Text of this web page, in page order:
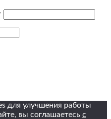
для улучшения работы
вы соглашаетесь с